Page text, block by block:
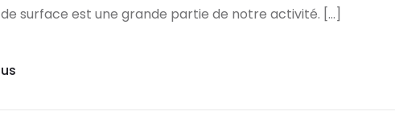
surface est une grande partie de notre activité. […]